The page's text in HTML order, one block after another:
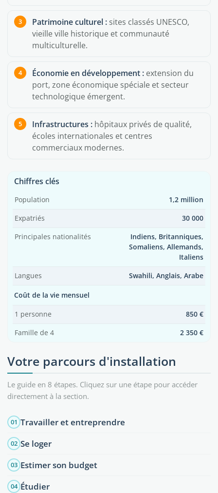
Patrimoine culturel : sites classés UNESCO,
vieille ville historique et communauté
multiculturelle.
Économie en développement : extension du
port, zone économique spéciale et secteur
technologique émergent.
Infrastructures : hôpitaux privés de qualité,
écoles internationales et centres
commerciaux modernes.
Chiffres clés
Population 1,2 million
Expatriés 30 000
Principales nationalités
Indiens, Britanniques,
Somaliens, Allemands,
Italiens
Langues Swahili, Anglais, Arabe
Coût de la vie mensuel
1 personne 850 €
Famille de 4 2 350 €
Votre parcours d'installation
Le guide en 8 étapes. Cliquez sur une étape pour accéder
directement à la section.
01 Travailler et entreprendre
02 Se loger
03 Estimer son budget
04 Étudier